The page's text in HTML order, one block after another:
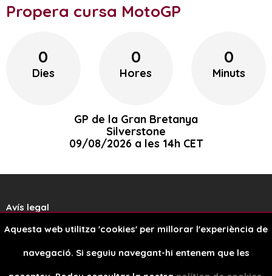
Propera cursa MotoGP
0
Dies
0
Hores
0
Minuts
GP de la Gran Bretanya
Silverstone
09/08/2026 a les 14h CET
Avís legal
Disseny web
Aquesta web utilitza 'cookies' per millorar l'experiència de
navegació. Si seguiu navegant-hi entenem que les